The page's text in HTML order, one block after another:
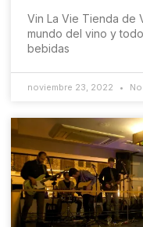
Vin La Vie Tienda de
mundo del vino y
bebidas
noviembre 23, 2022